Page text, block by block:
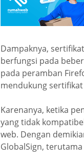
Dampaknya,
berfungsi pada
pada peramban
mendukung
Karenanya, ketika
yang tidak
web. Dengan
GlobalSign,